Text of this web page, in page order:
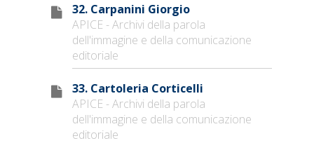
32. Carpanini Giorgio
APICE - Archivi della parola
dell'immagine e della comunicazione
editoriale
33. Cartoleria Corticelli
APICE - Archivi della parola
dell'immagine e della comunicazione
editoriale